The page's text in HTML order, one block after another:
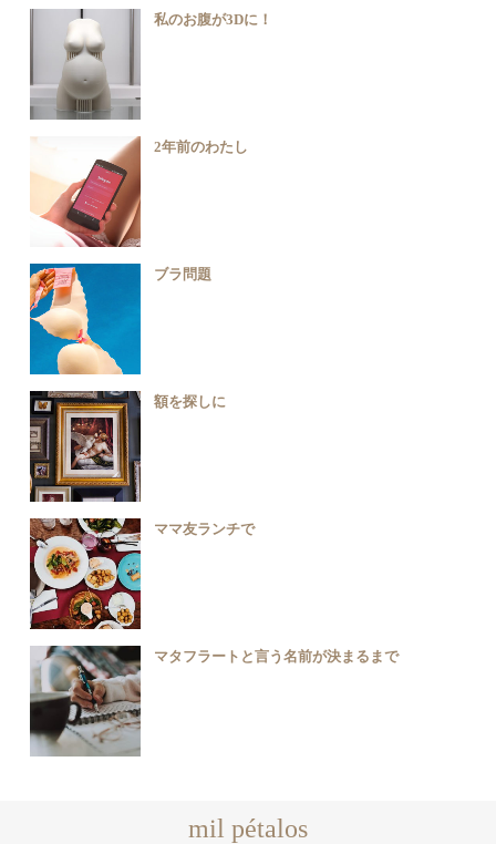
私のお腹が3Dに！
2年前のわたし
ブラ問題
額を探しに
ママ友ランチで
マタフラートと言う名前が決まるまで
mil pétalos